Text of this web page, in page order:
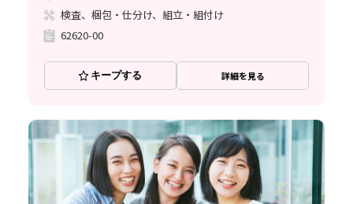
検査、梱包・仕分け、組立・組付け
62620-00
キープする 詳細を見る